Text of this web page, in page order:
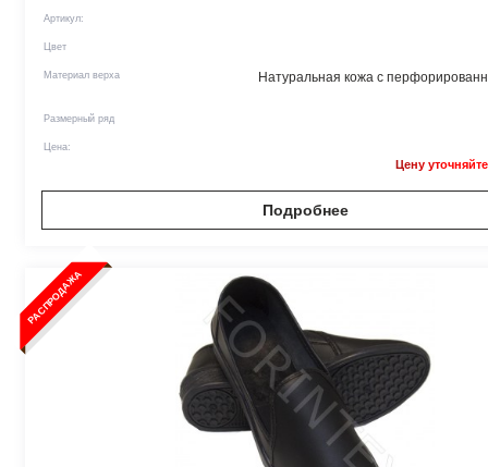
Артикул:
Цвет
Материал верха Натуральная кожа с
Размерный ряд
Цена:
Цену
Подробнее
РАСПРОДАЖА